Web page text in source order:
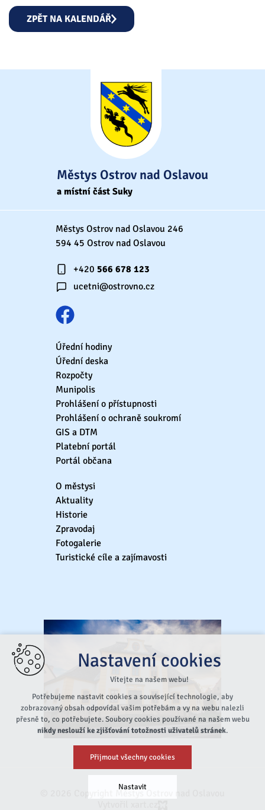
ZPĚT NA KALENDÁŘ
Městys Ostrov nad Oslavou
a místní část Suky
Městys Ostrov nad Oslavou 246
594 45 Ostrov nad Oslavou
+420 566 678 123
ucetni@ostrovno.cz
Úřední hodiny
Úřední deska
Rozpočty
Munipolis
Prohlášení o přístupnosti
Prohlášení o ochraně soukromí
GIS a DTM
Platební portál
Portál občana
O městysi
Aktuality
Historie
Zpravodaj
Fotogalerie
Turistické cíle a zajímavosti
© 2026 Copyright Městys Ostrov nad Oslavou
Nastavení cookies
Vítejte na našem webu!
Potřebujeme nastavit cookies a související technologie, aby
zobrazovaný obsah odpovídal vašim potřebám a vy na webu nalezli
přesně to, co potřebujete. Soubory cookies používané na našem webu
nikdy neslouží ke zjišťování totožnosti uživatelů stránek.
Přijmout všechny cookies
Nastavit